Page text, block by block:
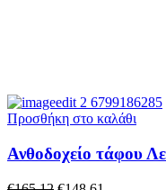
Προσθήκη στο καλάθι
Ανθοδοχείο τάφου